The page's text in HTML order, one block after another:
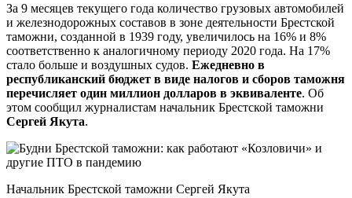
За 9 месяцев текущего года количество грузовых автомобилей
и железнодорожных составов в зоне деятельности Брестской
таможни, созданной в 1939 году, увеличилось на 16% и 8%
соответственно к аналогичному периоду 2020 года. На 17%
стало больше и воздушных судов. Ежедневно в
республиканский бюджет в виде налогов и сборов таможня
перечисляет один миллион долларов в эквиваленте. Об
этом сообщил журналистам начальник Брестской таможни
Сергей Якута.
Начальник Брестской таможни Сергей Якута